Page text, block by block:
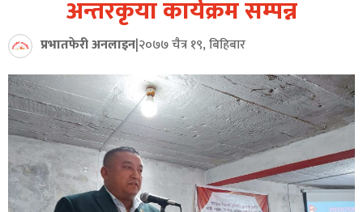
अन्तरकृया कार्यक्रम सम्पन्न
प्रभातफेरी अनलाइन|२०७७ चैत्र १९, बिहिबार